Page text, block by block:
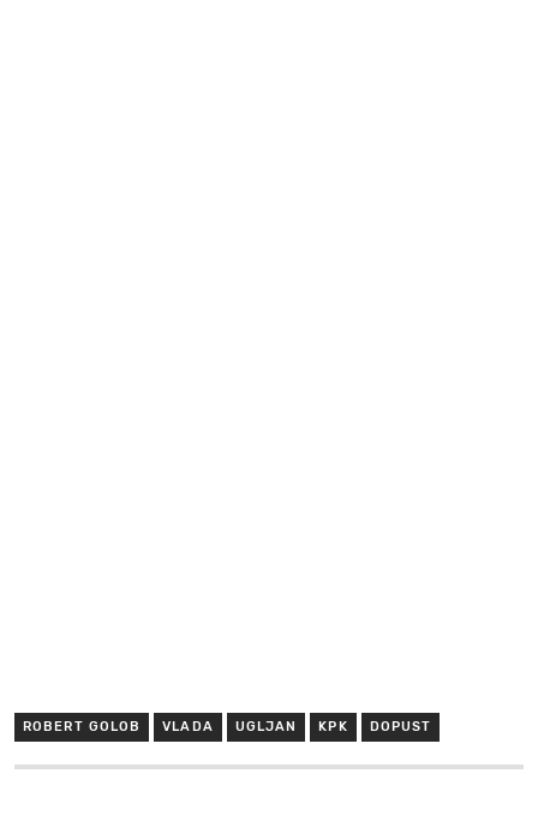
ROBERT GOLOB VLADA UGLJAN KPK DOPUST